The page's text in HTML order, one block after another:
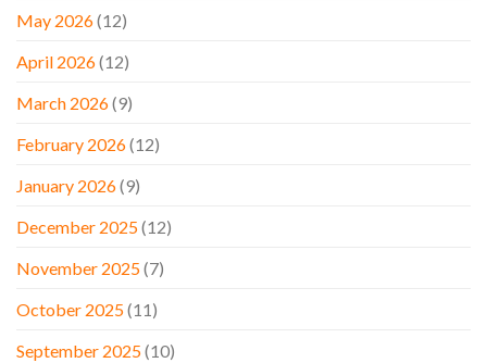
May 2026(12)
April 2026(12)
March 2026(9)
February 2026(12)
January 2026(9)
December 2025(12)
November 2025(7)
October 2025(11)
September 2025(10)